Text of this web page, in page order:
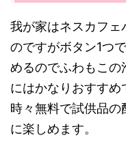
我が家はネスカフェ
のですがボタン1つ
めるのでふわもこ
にはかなりおすすめ
時々無料で試供品
に楽しめます。